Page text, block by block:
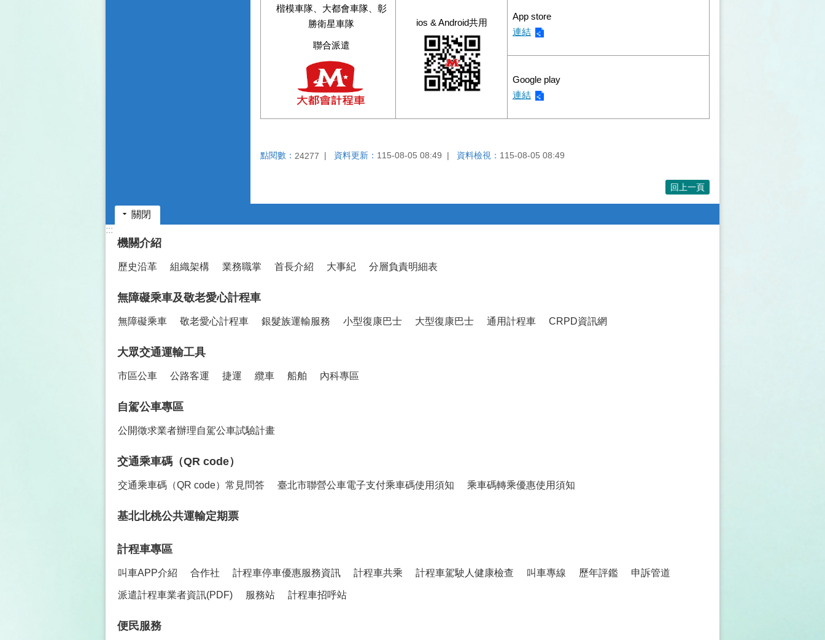
楷模車隊、大都會車隊、彰
勝衛星車隊
聯合派遣
ios & Android共⽤
App store
連結
Google play
連結
點閱數： 24277 資料更新： 115-08-05 08:49 資料檢視： 115-08-05 08:49
回上一頁
關閉
:::
機關介紹
歷史沿革 組織架構 業務職掌 首長介紹 大事紀 分層負責明細表
無障礙乘車及敬老愛心計程車
無障礙乘車 敬老愛心計程車 銀髮族運輸服務 小型復康巴士 大型復康巴士 通用計程車 CRPD資訊網
大眾交通運輸工具
市區公車 公路客運 捷運 纜車 船舶 內科專區
自駕公車專區
公開徵求業者辦理自駕公車試驗計畫
交通乘車碼（QR code）
交通乘車碼（QR code）常見問答 臺北市聯營公車電子支付乘車碼使用須知 乘車碼轉乘優惠使用須知
基北北桃公共運輸定期票
計程車專區
叫車APP介紹 合作社 計程車停車優惠服務資訊 計程車共乘 計程車駕駛人健康檢查 叫車專線 歷年評鑑 申訴管道
派遣計程車業者資訊(PDF) 服務站 計程車招呼站
便民服務